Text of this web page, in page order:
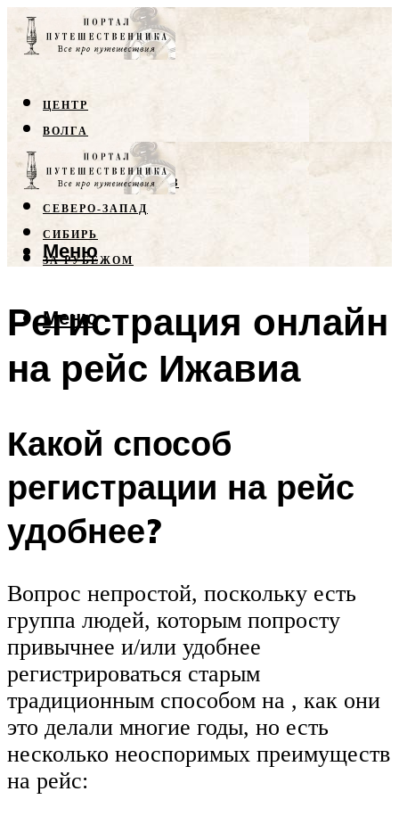
ЦЕНТР
ВОЛГА
КРЫМ
СЕВЕРНЫЙ КАВКАЗ
СЕВЕРО-ЗАПАД
СИБИРЬ
ЗА РУБЕЖОМ
Меню
Меню
Регистрация онлайн
на рейс Ижавиа
Какой способ
регистрации на рейс
удобнее?
Вопрос непростой, поскольку есть
группа людей, которым попросту
привычнее и/или удобнее
регистрироваться старым
традиционным способом на , как они
это делали многие годы, но есть
несколько неоспоримых преимуществ
на рейс: